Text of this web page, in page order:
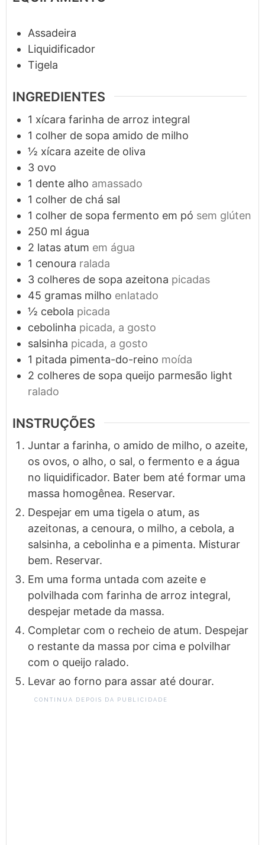
Assadeira
Liquidificador
Tigela
INGREDIENTES
1 xícara farinha de arroz integral
1 colher de sopa amido de milho
½ xícara azeite de oliva
3 ovo
1 dente alho amassado
1 colher de chá sal
1 colher de sopa fermento em pó sem glúten
250 ml água
2 latas atum em água
1 cenoura ralada
3 colheres de sopa azeitona picadas
45 gramas milho enlatado
½ cebola picada
cebolinha picada, a gosto
salsinha picada, a gosto
1 pitada pimenta-do-reino moída
2 colheres de sopa queijo parmesão light
ralado
INSTRUÇÕES
Juntar a farinha, o amido de milho, o azeite,
os ovos, o alho, o sal, o fermento e a água
no liquidificador. Bater bem até formar uma
massa homogênea. Reservar.
Despejar em uma tigela o atum, as
azeitonas, a cenoura, o milho, a cebola, a
salsinha, a cebolinha e a pimenta. Misturar
bem. Reservar.
Em uma forma untada com azeite e
polvilhada com farinha de arroz integral,
despejar metade da massa.
Completar com o recheio de atum. Despejar
o restante da massa por cima e polvilhar
com o queijo ralado.
Levar ao forno para assar até dourar.
CONTINUA DEPOIS DA PUBLICIDADE